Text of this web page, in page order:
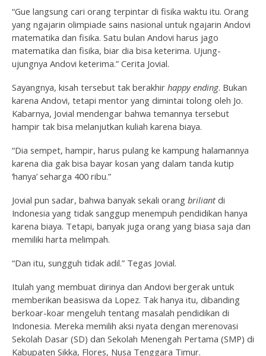
“Gue langsung cari orang terpintar di fisika waktu itu. Orang
yang ngajarin olimpiade sains nasional untuk ngajarin Andovi
matematika dan fisika. Satu bulan Andovi harus jago
matematika dan fisika, biar dia bisa keterima. Ujung-
ujungnya Andovi keterima.” Cerita Jovial.
Sayangnya, kisah tersebut tak berakhir happy ending. Bukan
karena Andovi, tetapi mentor yang dimintai tolong oleh Jo.
Kabarnya, Jovial mendengar bahwa temannya tersebut
hampir tak bisa melanjutkan kuliah karena biaya.
“Dia sempet, hampir, harus pulang ke kampung halamannya
karena dia gak bisa bayar kosan yang dalam tanda kutip
‘hanya’ seharga 400 ribu.”
Jovial pun sadar, bahwa banyak sekali orang briliantdi
Indonesia yang tidak sanggup menempuh pendidikan hanya
karena biaya. Tetapi, banyak juga orang yang biasa saja dan
memiliki harta melimpah.
“Dan itu, sungguh tidak adil.” Tegas Jovial.
Itulah yang membuat dirinya dan Andovi bergerak untuk
memberikan beasiswa da Lopez. Tak hanya itu, dibanding
berkoar-koar mengeluh tentang masalah pendidikan di
Indonesia. Mereka memilih aksi nyata dengan merenovasi
Sekolah Dasar (SD) dan Sekolah Menengah Pertama (SMP) di
Kabupaten Sikka, Flores, Nusa Tenggara Timur.